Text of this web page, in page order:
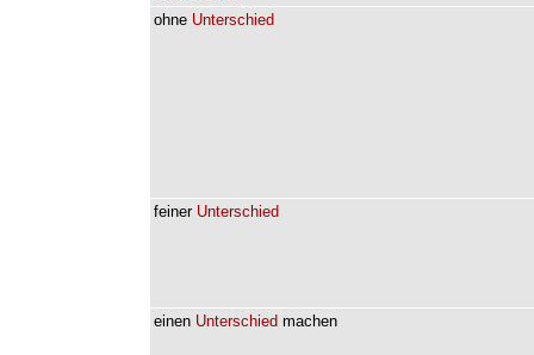
ohne Unterschied
feiner Unterschied
einen Unterschied machen